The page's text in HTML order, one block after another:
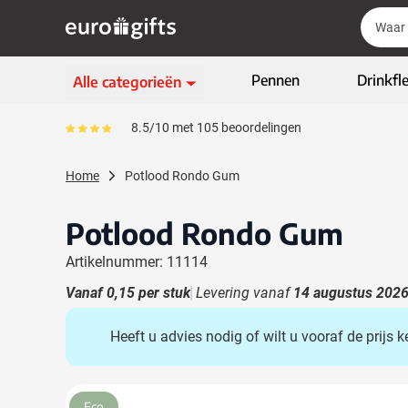
Zoek
Zoek
Alle categorieën
Schrijfwaren
ECO geschenken
Toon submenu voor
High-tech & multimedia
Toon submenu voor
Zakelijk & Kantoor
Outdoor & vrije tijd
Toon submenu voor
Pennen
Gemiddeld reviewpercentage is 85
8.5/10 met 105 beoordelingen
Home Potlood Rondo Gum
Potlood Rondo Gum
Artikelnummer: 11114
Vanaf0,15 per stuk Levering vanaf 14 augustus 2026
Heeft u advies nodig of wilt u vooraf de prijs
Hoofdafbeelding
Klik om afbeelding op volledig scherm te bekijken